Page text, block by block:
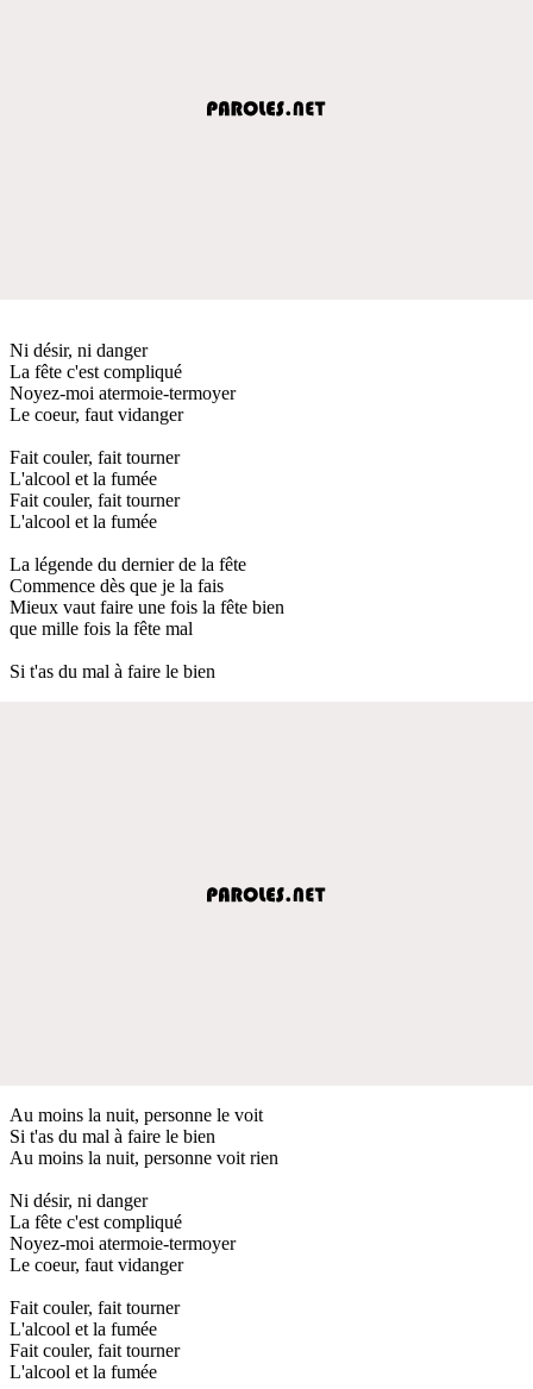
Ni désir, ni danger
La fête c'est compliqué
Noyez-moi atermoie-termoyer
Le coeur, faut vidanger
Fait couler, fait tourner
L'alcool et la fumée
Fait couler, fait tourner
L'alcool et la fumée
La légende du dernier de la fête
Commence dès que je la fais
Mieux vaut faire une fois la fête bien
que mille fois la fête mal
Si t'as du mal à faire le bien
Au moins la nuit, personne le voit
Si t'as du mal à faire le bien
Au moins la nuit, personne voit rien
Ni désir, ni danger
La fête c'est compliqué
Noyez-moi atermoie-termoyer
Le coeur, faut vidanger
Fait couler, fait tourner
L'alcool et la fumée
Fait couler, fait tourner
L'alcool et la fumée